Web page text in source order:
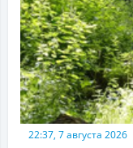
22:37, 7 августа 2026